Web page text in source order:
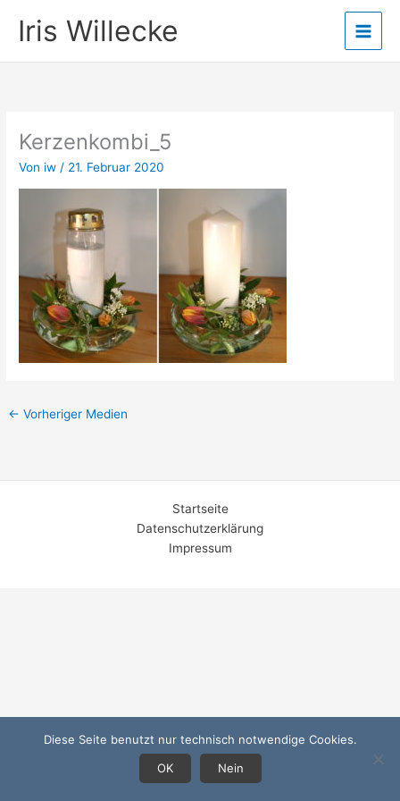
InhaltIris Willecke
Kerzenkombi_5
Von iw / 21. Februar 2020
← Vorheriger Medien
Startseite
Datenschutzerklärung
Impressum
Diese Seite benutzt nur technisch notwendige Cookies.
OK
Nein